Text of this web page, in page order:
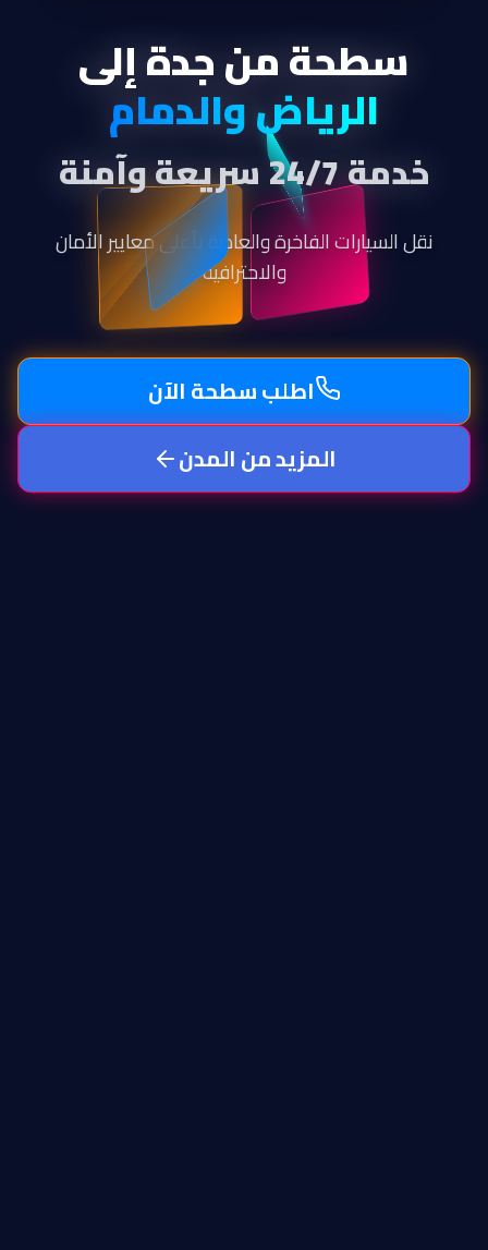
سطحة من جدة إلى
الرياض والدمام
خدمة 24/7 سريعة وآمنة
نقل السيارات الفاخرة والعادية بأعلى معايير الأمان
والاحترافية
اطلب سطحة الآن
المزيد من المدن